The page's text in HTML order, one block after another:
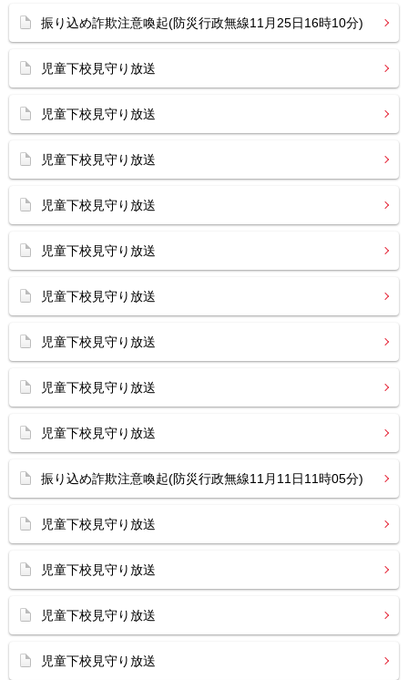
振り込め詐欺注意喚起(防災行政無線11月25日16時10分)
児童下校見守り放送
児童下校見守り放送
児童下校見守り放送
児童下校見守り放送
児童下校見守り放送
児童下校見守り放送
児童下校見守り放送
児童下校見守り放送
児童下校見守り放送
振り込め詐欺注意喚起(防災行政無線11月11日11時05分)
児童下校見守り放送
児童下校見守り放送
児童下校見守り放送
児童下校見守り放送